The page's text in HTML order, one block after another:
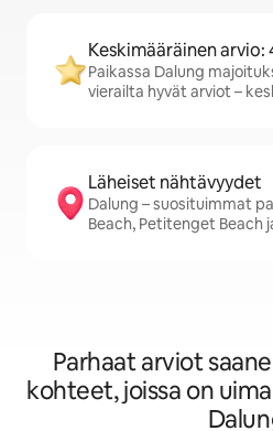
Keskimääräinen arvio:
Paikassa Dalung
vierailta hyvät arviot –
Läheiset nähtävyydet
Dalung – suosituimmat
Beach, Petitenget Beach
Parhaat arviot
kohteet, joissa on